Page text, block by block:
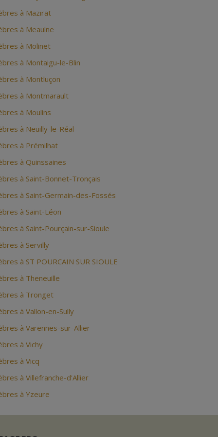
à Mazirat
à Meaulne
à Molinet
à Montaigu-le-Blin
à Montluçon
à Montmarault
à Moulins
à Neuilly-le-Réal
à Prémilhat
à Quinssaines
à Saint-Bonnet-Tronçais
à Saint-Germain-des-Fossés
à Saint-Léon
à Saint-Pourçain-sur-Sioule
à Servilly
à ST POURCAIN SUR SIOULE
à Theneuille
à Tronget
à Vallon-en-Sully
à Varennes-sur-Allier
à Vichy
à Vicq
à Villefranche-d'Allier
à Yzeure